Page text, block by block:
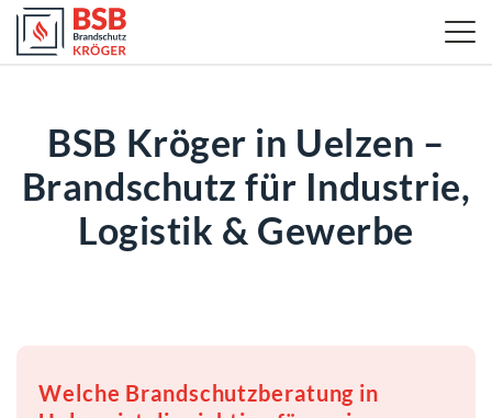
BSB Kröger in Uelzen –
Brandschutz für Industrie,
Logistik & Gewerbe
Welche Brandschutzberatung in